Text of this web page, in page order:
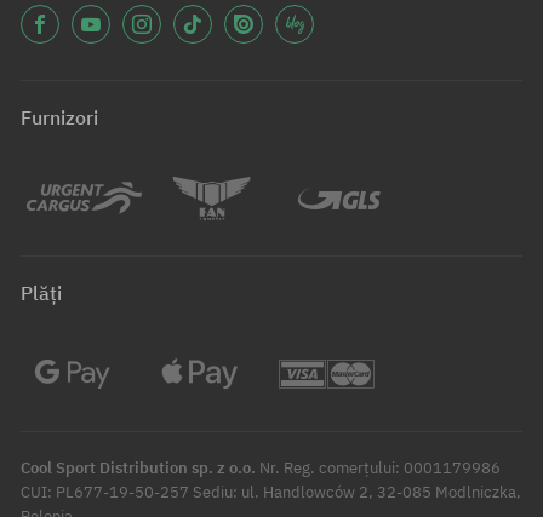
Furnizori
Plăți
Cool Sport Distribution sp. z o.o. Nr. Reg. comerțului: 0001179986
CUI: PL677-19-50-257 Sediu: ul. Handlowców 2, 32-085 Modlniczka,